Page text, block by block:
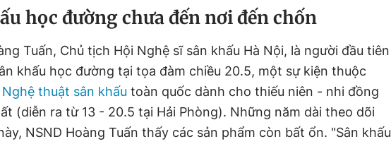
học đường chưa đến nơi đến chốn
Tuấn, Chủ tịch Hội Nghệ sĩ sân khấu Hà Nội, là người đầu tiên
khấu học đường tại tọa đàm chiều 20.5, một sự kiện thuộc
Nghệ thuật sân khấu toàn quốc dành cho thiếu niên - nhi đồng
(diễn ra từ 13 - 20.5 tại Hải Phòng). Những năm dài theo dõi
NSND Hoàng Tuấn thấy các sản phẩm còn bất ổn. "Sân khấu